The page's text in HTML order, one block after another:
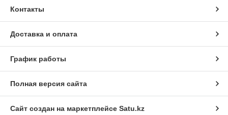
Контакты
Доставка и оплата
График работы
Полная версия сайта
Сайт создан на маркетплейсе Satu.kz